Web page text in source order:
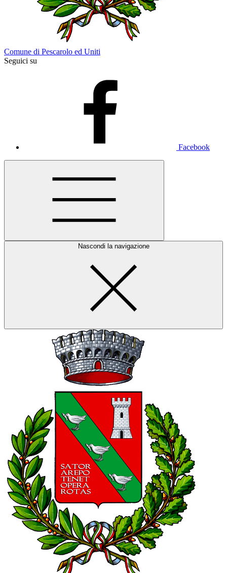
Comune di Pescarolo ed Uniti
Seguici su
Facebook
Nascondi la navigazione